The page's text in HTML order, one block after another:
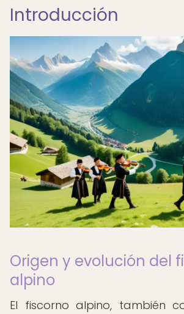
Introducción
Origen y evolución del
alpino
El fiscorno alpino, también